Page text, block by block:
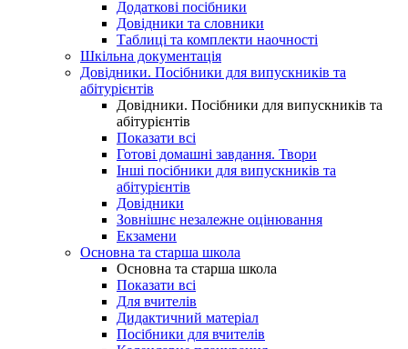
Додаткові посібники
Довідники та словники
Таблиці та комплекти наочності
Шкільна документація
Довідники. Посібники для випускників та
абітурієнтів
Довідники. Посібники для випускників та
абітурієнтів
Показати всі
Готові домашні завдання. Твори
Інші посібники для випускників та
абітурієнтів
Довідники
Зовнішнє незалежне оцінювання
Екзамени
Основна та старша школа
Основна та старша школа
Показати всі
Для вчителів
Дидактичний матеріал
Посібники для вчителів